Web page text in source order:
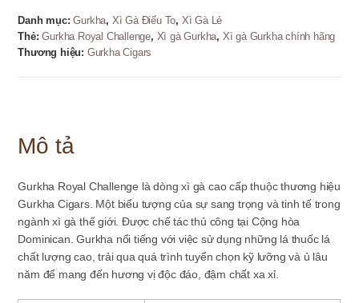
1
Danh mục:Gurkha, Xì Gà Điếu To, Xì Gà Lẻ
Thẻ:Gurkha Royal Challenge, Xì gà Gurkha, Xì gà Gurkha chính hãng
Thương hiệu: Gurkha Cigars
Mô tả
Gurkha Royal Challenge là dòng xì gà cao cấp thuộc thương hiệu
Gurkha Cigars. Một biểu tượng của sự sang trọng và tinh tế trong
ngành xì gà thế giới. Được chế tác thủ công tại Cộng hòa
Dominican. Gurkha nổi tiếng với việc sử dụng những lá thuốc lá
chất lượng cao, trải qua quá trình tuyển chọn kỹ lưỡng và ủ lâu
năm để mang đến hương vị độc đáo, đậm chất xa xỉ.